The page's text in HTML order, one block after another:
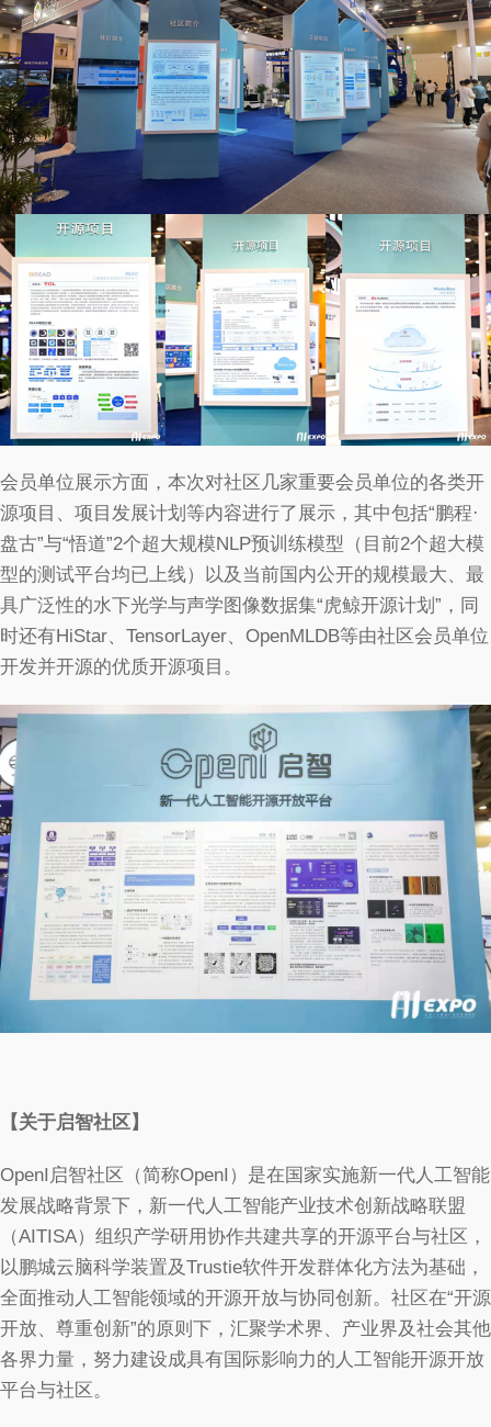
会员单位展示方面，本次对社区几家重要会员单位的各类开
源项目、项目发展计划等内容进行了展示，其中包括“鹏程·
盘古”与“悟道”2个超大规模NLP预训练模型（目前2个超大模
型的测试平台均已上线）以及当前国内公开的规模最大、最
具广泛性的水下光学与声学图像数据集“虎鲸开源计划”，同
时还有HiStar、TensorLayer、OpenMLDB等由社区会员单位
开发并开源的优质开源项目。
【关于启智社区】
OpenI启智社区（简称OpenI）是在国家实施新一代人工智能
发展战略背景下，新一代人工智能产业技术创新战略联盟
（AITISA）组织产学研用协作共建共享的开源平台与社区，
以鹏城云脑科学装置及Trustie软件开发群体化方法为基础，
全面推动人工智能领域的开源开放与协同创新。社区在“开源
开放、尊重创新”的原则下，汇聚学术界、产业界及社会其他
各界力量，努力建设成具有国际影响力的人工智能开源开放
平台与社区。